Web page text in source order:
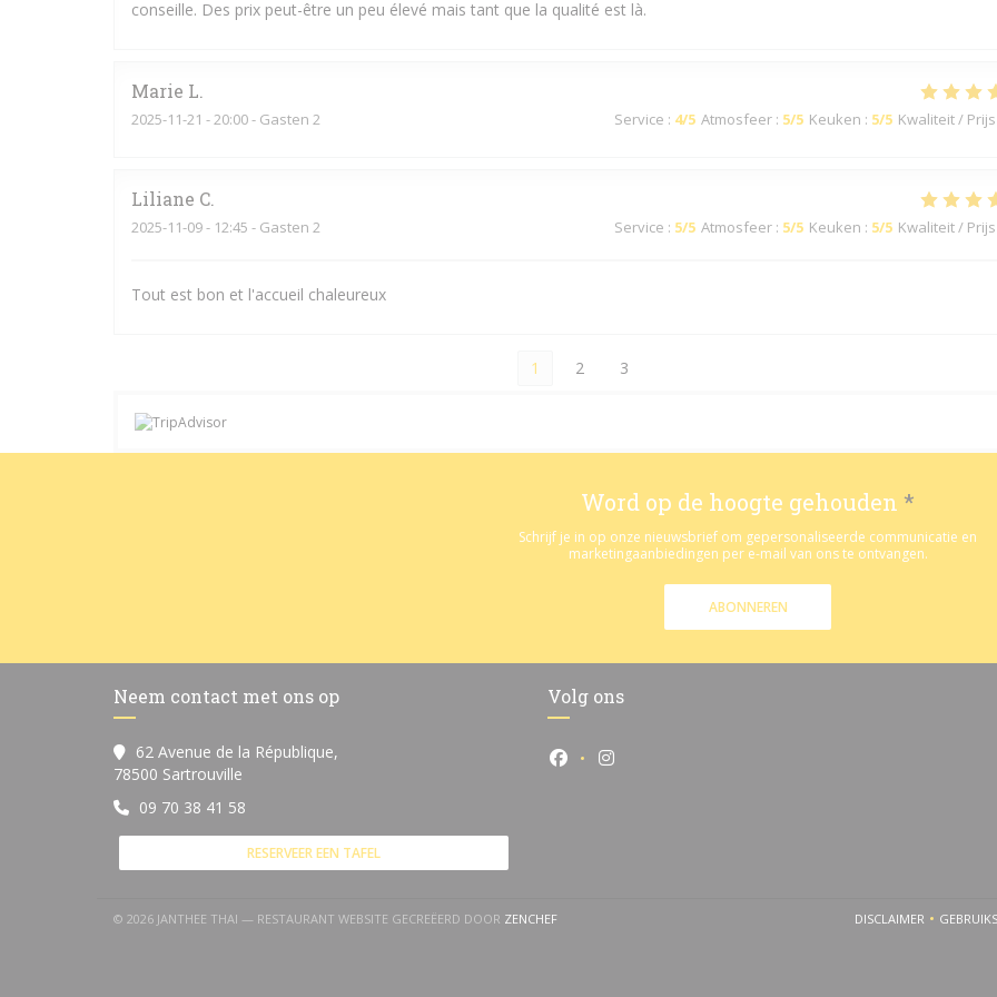
conseille. Des prix peut-être un peu élevé mais tant que la qualité est là.
Marie L
2025-11-21 - 20:00 - Gasten 2 Service : 4/5 Atmosfeer : 5/5 Keuken : 5/5 Kwaliteit / Prijs
Liliane C
2025-11-09- 12:45 - Gasten 2 Service : 5/5 Atmosfeer : 5/5 Keuken : 5/5 Kwaliteit / Prijs
Tout est bon et l'accueil chaleureux
1 2 3
Word op de hoogte gehouden *
Schrijf je in op onze nieuwsbrief om gepersonaliseerde communicatie en
marketingaanbiedingen per e-mail van ons te ontvangen.
ABONNEREN
Neem contact met ons op
62 Avenue de la République,
78500 Sartrouville
09 70 38 41 58
RESERVEER EEN TAFEL
Volg ons
Facebook ((opent in een nieuw venster))
Instagram ((opent in een nieuw venster))
© 2026 JANTHEE THAI — RESTAURANT WEBSITE GECREËERD DOOR ZENCHEF((OPENT IN EEN NIEUW VENSTER)) DISCLAIMER((OPENT IN EEN